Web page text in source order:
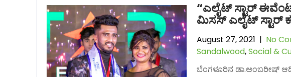
“ಎಲೈಟ್ ಸ್ಟಾರ್
ಮಿಸಸ್ ಎಲೈಟ್ ಸ್ಟಾರ್
August 27, 2021 | No
Sandalwood,Social &
ಬೆಂಗಳೂರಿನ ಡಾ.ಅಂಬರೀಷ್